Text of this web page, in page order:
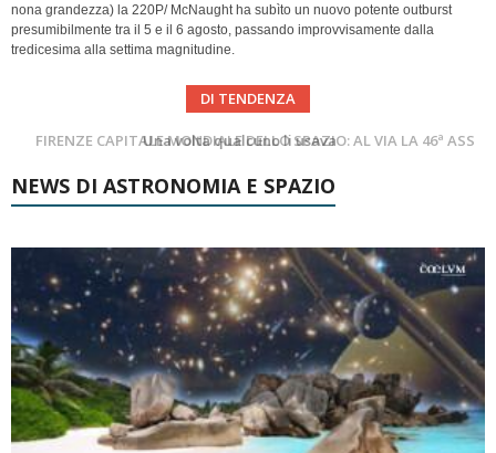
nona grandezza) la 220P/ McNaught ha subìto un nuovo potente outburst
presumibilmente tra il 5 e il 6 agosto, passando improvvisamente dalla
tredicesima alla settima magnitudine.
DI TENDENZA
FIRENZE CAPITALE MONDIALE DELLO SPAZIO: AL VIA LA 46ª ASSEMBLEA SCIENTIFICA DEL COSPAR
NEWS DI ASTRONOMIA E SPAZIO